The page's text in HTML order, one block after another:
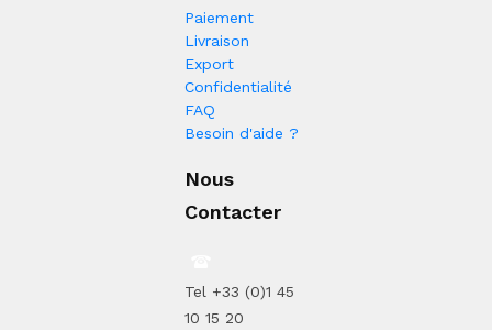
Paiement
Livraison
Export
Confidentialité
FAQ
Besoin d'aide ?
Nous
Contacter
Tel +33 (0)1 45
10 15 20